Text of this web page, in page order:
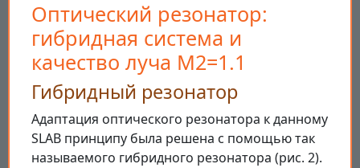
Оптический резонатор:
гибридная система и
качество луча M2=1.1
Гибридный резонатор
Адаптация оптического резонатора к данному
SLAB принципу была решена с помощью так
называемого гибридного резонатора (рис. 2).